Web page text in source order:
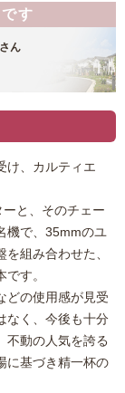
す
ん
け、カルティエ
ーと、そのチェー
機で、35mmのユ
組み合わせた、
す。
どの使用感が見受
なく、今後も十分
不動の人気を誇る
に基づき精一杯の